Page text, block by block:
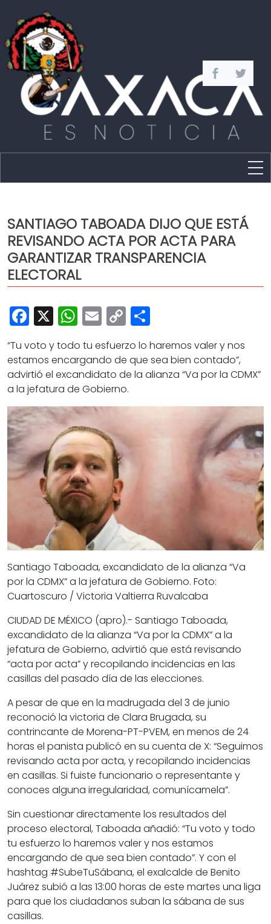
Capital
Policíaca
Cultura
Opinión
SANTIAGO TABOADA DIJO QUE ESTÁ
REVISANDO ACTA POR ACTA PARA
GARANTIZAR TRANSPARENCIA
ELECTORAL
Facebook
X WhatsApp
Email
Copy
Link
“Tu voto y todo tu esfuerzo lo haremos valer y nos
estamos encargando de que sea bien contado”,
advirtió el excandidato de la alianza “Va por la CDMX”
a la jefatura de Gobierno.
Santiago Taboada, excandidato de la alianza “Va
por la CDMX” a la jefatura de Gobierno. Foto:
Cuartoscuro / Victoria Valtierra Ruvalcaba
CIUDAD DE MÉXICO (apro).- Santiago Taboada,
excandidato de la alianza “Va por la CDMX” a la
jefatura de Gobierno, advirtió que está revisando
“acta por acta” y recopilando incidencias en las
casillas del pasado día de las elecciones.
A pesar de que en la madrugada del 3 de junio
reconoció la victoria de Clara Brugada, su
contrincante de Morena-PT-PVEM, en menos de 24
horas el panista publicó en su cuenta de X: “Seguimos
revisando acta por acta, y recopilando incidencias
en casillas. Si fuiste funcionario o representante y
conoces alguna irregularidad, comunícamela”.
Sin cuestionar directamente los resultados del
proceso electoral, Taboada añadió: “Tu voto y todo
tu esfuerzo lo haremos valer y nos estamos
encargando de que sea bien contado”. Y con el
hashtag #SubeTuSábana, el exalcalde de Benito
Juárez subió a las 13:00 horas de este martes una liga
para que los ciudadanos suban la sábana de sus
casillas.